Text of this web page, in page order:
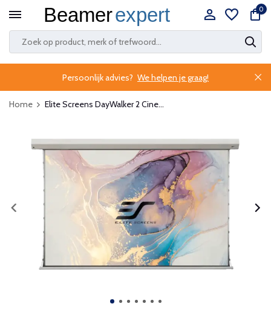
0
Persoonlijk advies? We helpen je graag!
Home Elite Screens DayWalker 2 Cine...